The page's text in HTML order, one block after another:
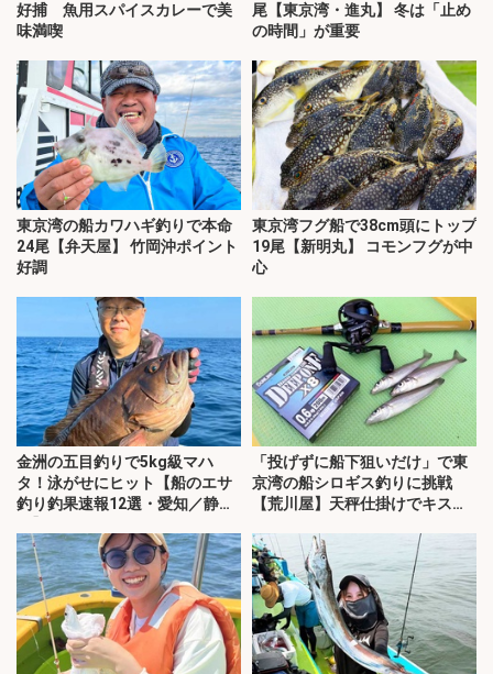
好捕 魚用スパイスカレーで美
味満喫
尾【東京湾・進丸】 冬は「止め
の時間」が重要
東京湾の船カワハギ釣りで本命
24尾【弁天屋】 竹岡沖ポイント
好調
東京湾フグ船で38cm頭にトップ
19尾【新明丸】 コモンフグが中
心
金洲の五目釣りで5kg級マハ
タ！泳がせにヒット【船のエサ
釣り釣果速報12選・愛知／静
「投げずに船下狙いだけ」で東
京湾の船シロギス釣りに挑戦
【荒川屋】天秤仕掛けでキス約